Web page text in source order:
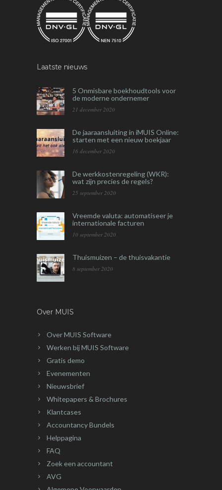
Laatste nieuws
5 Onmisbare boekhoudtools voor
de moderne ondernemer
21 december 2020
De jaaraansluiting in iMUIS Online:
starten met een nieuw boekjaar
16 december 2020
De werkkostenregeling (WKR):
wat zijn precies de regels?
25 september 2020
Vreemde valuta: automatiseer je
internationale facturen
10 september 2020
Thuismuizen – de thuisvakantie
8 september 2020
Over MUIS
Over MUIS Software
Werken bij MUIS Software
Gratis demo
Evenementen
Nieuwsbrief
Whitepapers & Brochures
Klantcases
Accountancy Bundels
Helppagina
FAQ
Zoek een accountant
AVG